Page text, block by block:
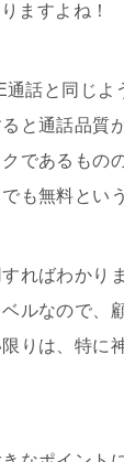
ますよね！
通話と同じよ
と通話品質
であるもの
も無料とい
ればわかり
ルなので、
りは、特に